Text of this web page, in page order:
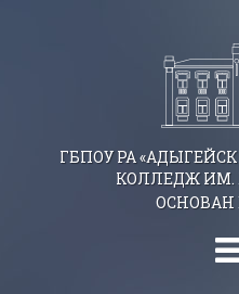
ГБПОУ РА
КОЛЛЕДЖ ИМ.
ОСНОВАН